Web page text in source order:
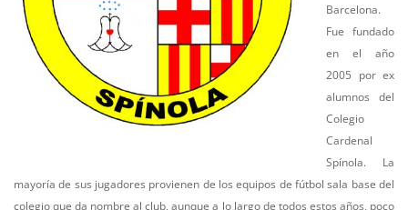
Barcelona.
Fue fundado
en el año
2005 por ex
alumnos del
Colegio
Cardenal
Spínola. La
mayoría de sus jugadores provienen de los equipos de fútbol sala base del
colegio que da nombre al club, aunque a lo largo de todos estos años, poco